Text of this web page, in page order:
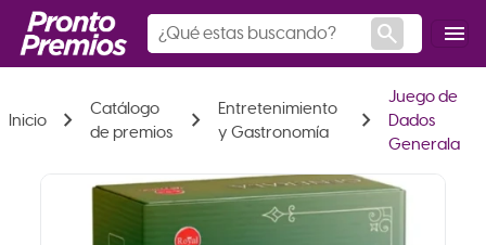
search menu
Inicio chevron_right
Catálogo
de premios
chevron_right
Entretenimiento
y Gastronomía
chevron_right
Juego de
Dados
Generala